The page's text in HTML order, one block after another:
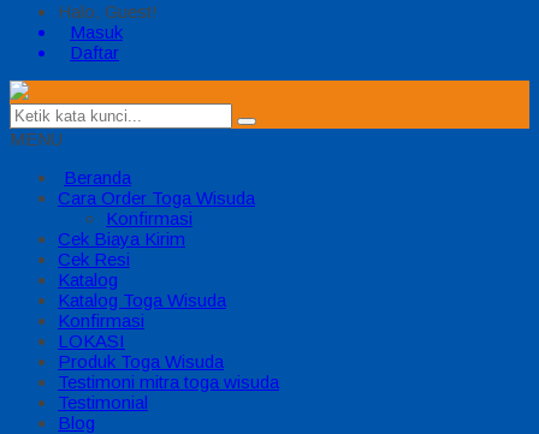
Halo, Guest!
Masuk
Daftar
MENU
Beranda
Cara Order Toga Wisuda
Konfirmasi
Cek Biaya Kirim
Cek Resi
Katalog
Katalog Toga Wisuda
Konfirmasi
LOKASI
Produk Toga Wisuda
Testimoni mitra toga wisuda
Testimonial
Blog